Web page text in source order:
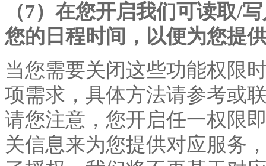
（7）在您开启我们可读取/
您的日程时间，以便为您提
当您需要关闭这些功能权限
项需求，具体方法请参考或
请您注意，您开启任一权限
关信息来为您提供对应服务